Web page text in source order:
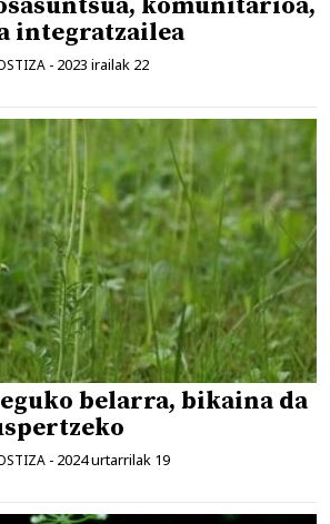
komunitarioa,
integratzailea
- 2023 irailak 22
belarra, bikaina da
- 2024 urtarrilak 19